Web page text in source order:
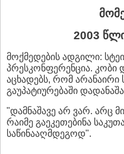
2003
მოქმედების ადგილი:
პრესკონფერენცია. კობი
აცხადებს, რომ არანაირი
გაუპატიურებაში
"დამნაშავე არ ვარ. არც
რაიმე გაეკეთებინა
საწინააღმდეგოდ".